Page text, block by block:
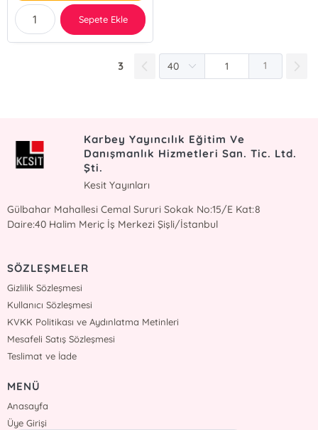
Sepete Ekle
3 1
Karbey Yayıncılık Eğitim Ve
Danışmanlık Hizmetleri San. Tic. Ltd.
Şti.
Kesit Yayınları
Gülbahar Mahallesi Cemal Sururi Sokak No:15/E Kat:8
Daire:40 Halim Meriç İş Merkezi Şişli/İstanbul
SÖZLEŞMELER
Gizlilik Sözleşmesi
Kullanıcı Sözleşmesi
KVKK Politikası ve Aydınlatma Metinleri
Mesafeli Satış Sözleşmesi
Teslimat ve İade
MENÜ
Anasayfa
Üye Girişi